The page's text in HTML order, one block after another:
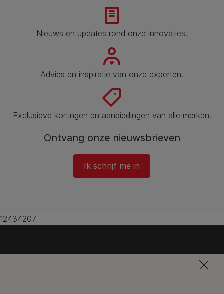
Nieuws en updates rond onze innovaties.
Advies en inspiratie van onze experten.
Exclusieve kortingen en aanbiedingen van alle merken.
Ontvang onze nieuwsbrieven
Ik schrijf me in
12434207